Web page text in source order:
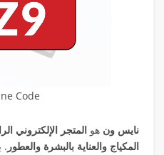
Code
نايس ون هو المتجر الإلكتروني
المكياج والعناية بالبشرة والعطور .